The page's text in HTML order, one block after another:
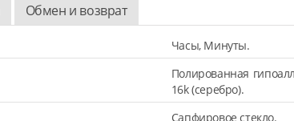
Обмен и возврат
Часы, Минуты.
Полированная
16k (серебро).
Сапфировое стекло.